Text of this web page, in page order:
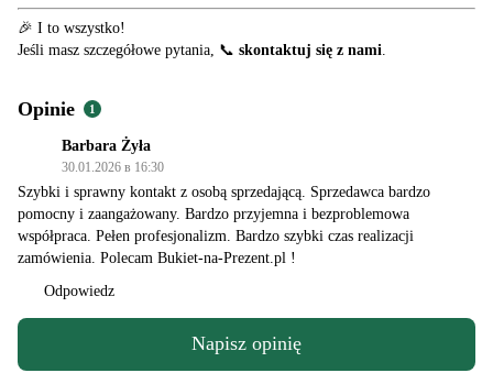
🎉 I to wszystko!
Jeśli masz szczegółowe pytania, 📞 skontaktuj się z nami
Opinie 1
Barbara Żyła
30.01.2026 в 16:30
Szybki i sprawny kontakt z osobą sprzedającą. Sprzedawca bardzo
pomocny i zaangażowany. Bardzo przyjemna i bezproblemowa
współpraca. Pełen profesjonalizm. Bardzo szybki czas realizacji
zamówienia. Polecam Bukiet-na-Prezent.pl !
Odpowiedz
Napisz opinię